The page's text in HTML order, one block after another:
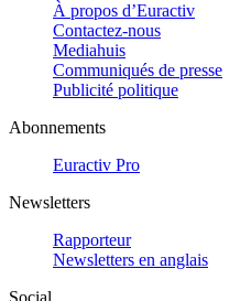
À propos d’Euractiv
Contactez-nous
Mediahuis
Communiqués de presse
Publicité politique
Abonnements
Euractiv Pro
Newsletters
Rapporteur
Newsletters en anglais